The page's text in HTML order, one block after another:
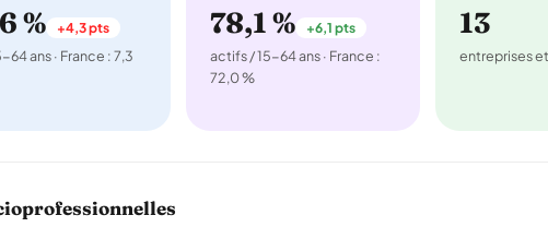
% +4,3 pts
64 ans · France : 7,3
78,1 % +6,1 pts
actifs / 15-64 ans · France :
72,0 %
13
entreprises